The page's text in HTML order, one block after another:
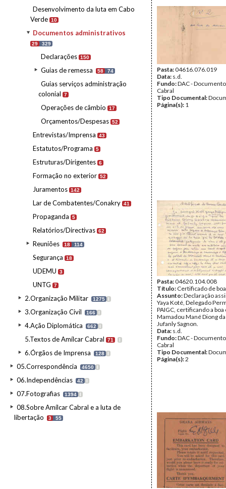
Desenvolvimento da luta em Cabo
Verde 10
Documentos administrativos
29 329
Declarações 150
Guias de remessa 58 74
Guias serviços administração
colonial
7
Operações de câmbio 17
Orçamentos/Despesas 52
Entrevistas/Imprensa 43
Estatutos/Programa 5
Estruturas/Dirigentes 6
Formação no exterior 52
Juramentos 142
Lar de Combatentes/Conakry 41
Propaganda 5
Relatórios/Directivas 62
Reuniões 18 114
Segurança 18
UDEMU 3
UNTG 7
2.Organização Militar 1275 I
3.Organização Civil 166 I
4.Ação Diplomática 662 I
5.Textos de Amílcar Cabral 71 I
6.Órgãos de Imprensa 128 I
05.Correspondência 4650 I
06.Independências 42 I
07.Fotografias 1394 I
08.Sobre Amílcar Cabral e a luta de
libertação
3 55
Pasta:04616.076.019
Data: s.d.
Fundo:DAC -
Cabral
Tipo Documental:
Página(s): 1
Pasta:04620.104.008
Título: Certificado de
Assunto:Declaração
Yaya Koté, Delegado
PAIGC, certificando a
Mamadou Mané Diong da
Jufanly Sagnon.
Data: s.d.
Fundo:DAC -
Cabral
Tipo Documental:
Página(s):2